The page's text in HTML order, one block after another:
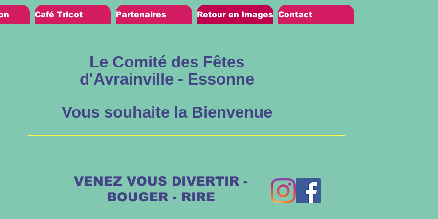
Café Tricot Partenaires Retour en Images Contact
Le Comité des Fêtes
d'Avrainville - Essonne
Vous souhaite la Bienvenue
VENEZ VOUS DIVERTIR -
BOUGER - RIRE